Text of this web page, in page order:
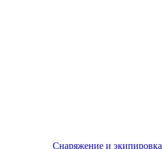
Снаряжение и экипировка